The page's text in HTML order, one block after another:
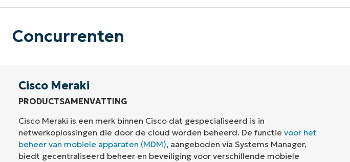
Concurrenten
Cisco Meraki
PRODUCTSAMENVATTING
Cisco Meraki is een merk binnen Cisco dat gespecialiseerd is in
netwerkoplossingen die door de cloud worden beheerd. De functie voor het
beheer van mobiele apparaten (MDM), aangeboden via Systems Manager,
biedt gecentraliseerd beheer en beveiliging voor verschillende mobiele